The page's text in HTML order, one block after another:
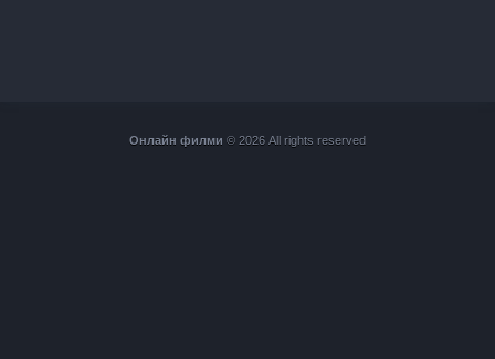
Онлайн филми © 2026 All rights reserved